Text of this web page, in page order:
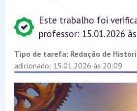
Este trabalho foi
professor: 15.01.2026
Tipo de tarefa: Redação de
adicionado: 15.01.2026 às 20:09